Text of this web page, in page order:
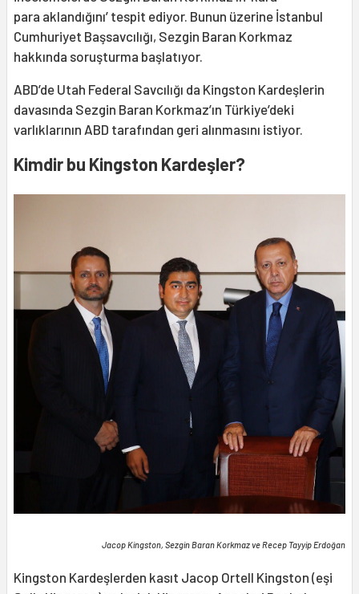
para aklandığını’ tespit ediyor. Bunun üzerine İstanbul
Cumhuriyet Başsavcılığı, Sezgin Baran Korkmaz
hakkında soruşturma başlatıyor.
ABD’de Utah Federal Savcılığı da Kingston Kardeşlerin
davasında Sezgin Baran Korkmaz’ın Türkiye’deki
varlıklarının ABD tarafından geri alınmasını istiyor.
Kimdir bu Kingston Kardeşler?
Jacop Kingston, Sezgin Baran Korkmaz ve Recep Tayyip Erdoğan
Kingston Kardeşlerden kasıt Jacop Ortell Kingston (eşi